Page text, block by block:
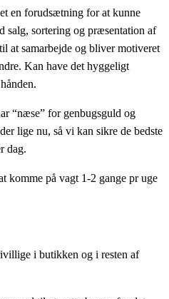
en forudsætning for at kunne
salg, sortering og præsentation af
at samarbejde og bliver motiveret
Kan have det hyggeligt
“næse” for genbugsguld og
lige nu, så vi kan sikre de bedste
dag.
komme på vagt 1-2 gange pr uge
i butikken og i resten af